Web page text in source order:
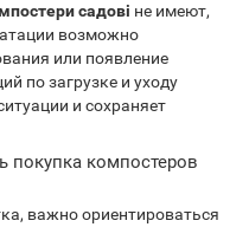
садові не имеют,
возможно
или появление
по загрузке и уходу
и сохраняет
покупка компостеров
важно ориентироваться